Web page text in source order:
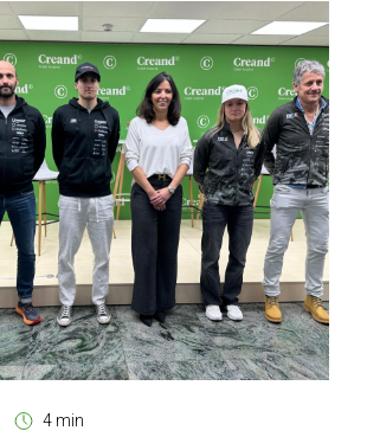
4 min